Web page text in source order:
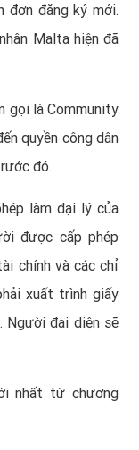
đơn đăng ký mới.
Malta hiện đã
gọi là Community
quyền công dân
đó.
làm đại lý của
được cấp phép
chính và các chỉ
xuất trình giấy
Người đại diện sẽ
nhất từ chương